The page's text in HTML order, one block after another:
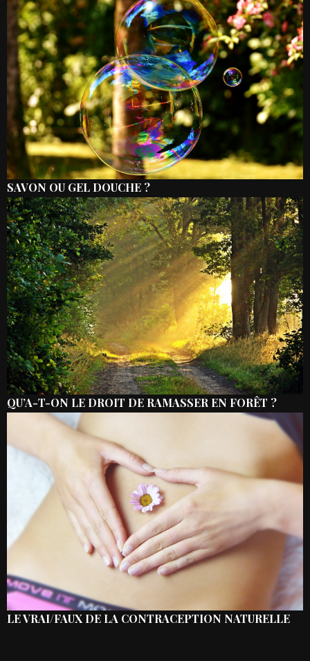
SAVON OU GEL DOUCHE ?
QU’A-T-ON LE DROIT DE RAMASSER EN FORÊT ?
LE VRAI/FAUX DE LA CONTRACEPTION NATURELLE